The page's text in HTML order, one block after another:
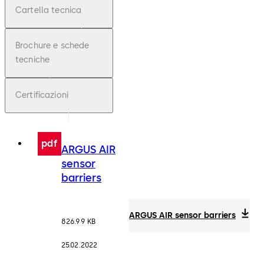
Cartella tecnica
Brochure e schede
tecniche
Certificazioni
pdf ARGUS AIR
sensor
barriers
826.99 KB
25.02.2022
ARGUS AIR sensor barriers